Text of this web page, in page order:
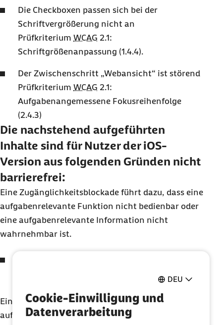
DEU
Cookie-Einwilligung und
Datenverarbeitung
Die Checkboxen passen sich bei der
Schriftvergrößerung nicht an
Prüfkriterium WCAG 2.1:
Schriftgrößenanpassung (1.4.4).
Der Zwischenschritt „Webansicht“ ist störend
Prüfkriterium WCAG 2.1:
Aufgabenangemessene Fokusreihenfolge
(2.4.3)
Die nachstehend aufgeführten
Inhalte sind für Nutzer deriOS-
Version aus folgenden Gründen nicht
barrierefrei:
Eine Zugänglichkeitsblockade führt dazu, dass eine
aufgabenrelevante Funktion nicht bedienbar oder
eine aufgabenrelevante Information nicht
wahrnehmbar ist.
2.1: Name, Rolle, Wert
Eine Zugänglichkeitshürde führt dazu, dass eine
aufgabenrelevante Information schwer